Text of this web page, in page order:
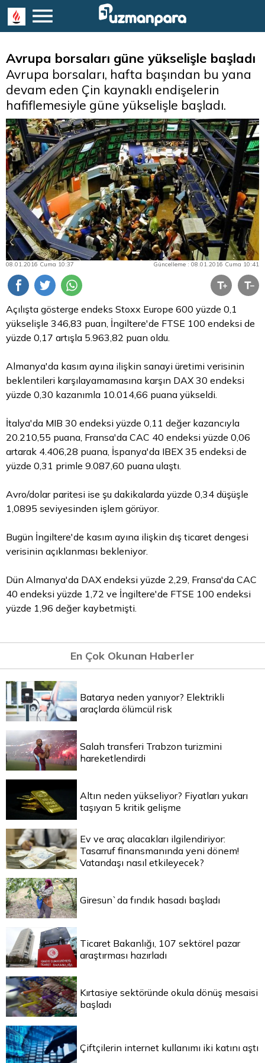
Avrupa borsaları güne yükselişle başladı
Avrupa borsaları, hafta başından bu yana
devam eden Çin kaynaklı endişelerin
hafiflemesiyle güne yükselişle başladı.
08.01.2016 Cuma 10:37 Güncelleme : 08.01.2016 Cuma 10:41
Açılışta gösterge endeks Stoxx Europe 600 yüzde 0,1
yükselişle 346,83 puan, İngiltere'de FTSE 100 endeksi de
yüzde 0,17 artışla 5.963,82 puan oldu.
Almanya'da kasım ayına ilişkin sanayi üretimi verisinin
beklentileri karşılayamamasına karşın DAX 30 endeksi
yüzde 0,30 kazanımla 10.014,66 puana yükseldi.
İtalya'da MIB 30 endeksi yüzde 0,11 değer kazancıyla
20.210,55 puana, Fransa'da CAC 40 endeksi yüzde 0,06
artarak 4.406,28 puana, İspanya'da IBEX 35 endeksi de
yüzde 0,31 primle 9.087,60 puana ulaştı.
Avro/dolar paritesi ise şu dakikalarda yüzde 0,34 düşüşle
1,0895 seviyesinden işlem görüyor.
Bugün İngiltere'de kasım ayına ilişkin dış ticaret dengesi
verisinin açıklanması bekleniyor.
Dün Almanya'da DAX endeksi yüzde 2,29, Fransa'da CAC
40 endeksi yüzde 1,72 ve İngiltere'de FTSE 100 endeksi
yüzde 1,96 değer kaybetmişti.
En Çok Okunan Haberler
Batarya neden yanıyor? Elektrikli
araçlarda ölümcül risk
Salah transferi Trabzon turizmini
hareketlendirdi
Altın neden yükseliyor? Fiyatları yukarı
taşıyan 5 kritik gelişme
Ev ve araç alacakları ilgilendiriyor:
Tasarruf finansmanında yeni dönem!
Vatandaşı nasıl etkileyecek?
Giresun`da fındık hasadı başladı
Ticaret Bakanlığı, 107 sektörel pazar
araştırması hazırladı
Kırtasiye sektöründe okula dönüş mesaisi
başladı
Çiftçilerin internet kullanımı iki katını aştı